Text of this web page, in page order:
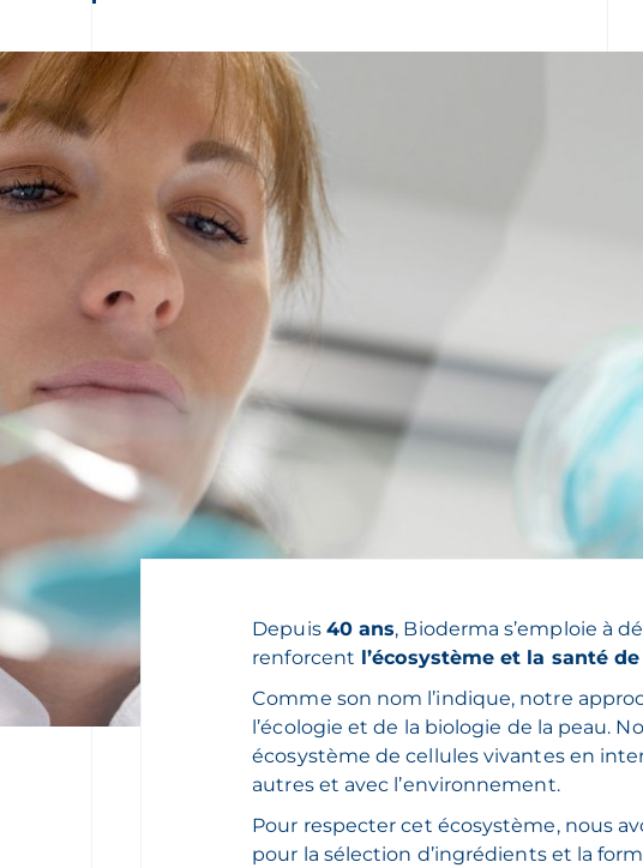
Depuis 40 ans, Bioderma s’emploie à
renforcent l’écosystème et la santé
Comme son nom l’indique, notre
l’écologie et de la biologie de la peau.
écosystème de cellules vivantes en
autres et avec l’environnement.
Pour respecter cet écosystème, nous
pour la sélection d’ingrédients et la